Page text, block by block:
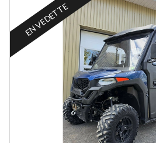
EN VEDETTE